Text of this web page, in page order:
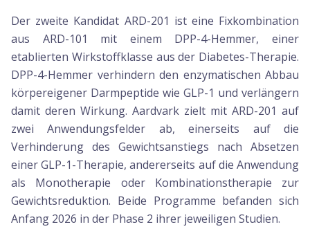
Der zweite Kandidat ARD-201 ist eine Fixkombination
aus ARD-101 mit einem DPP-4-Hemmer, einer
etablierten Wirkstoffklasse aus der Diabetes-Therapie.
DPP-4-Hemmer verhindern den enzymatischen Abbau
körpereigener Darmpeptide wie GLP-1 und verlängern
damit deren Wirkung. Aardvark zielt mit ARD-201 auf
zwei Anwendungsfelder ab, einerseits auf die
Verhinderung des Gewichtsanstiegs nach Absetzen
einer GLP-1-Therapie, andererseits auf die Anwendung
als Monotherapie oder Kombinationstherapie zur
Gewichtsreduktion. Beide Programme befanden sich
Anfang 2026 in der Phase 2 ihrer jeweiligen Studien.